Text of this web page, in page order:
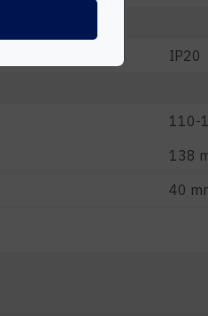
IP20
110-
138
40